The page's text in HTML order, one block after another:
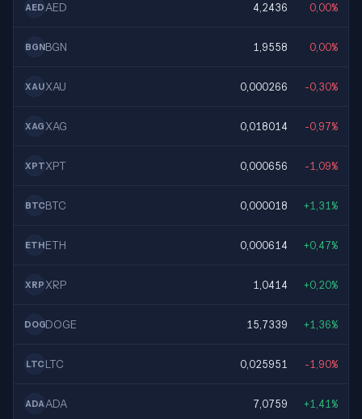
AED AED 4,2436 0,00%
BGNBGN 1,9558 0,00%
XAUXAU 0,000266 -0,30%
XAG XAG 0,018014 -0,97%
XPTXPT 0,000656 -1,09%
BTCBTC 0,000018 +1,31%
ETHETH 0,000614 +0,47%
XRP XRP 1,0414 +0,20%
DOGDOGE 15,7339 +1,36%
LTC LTC 0,025951 -1,90%
ADA ADA 7,0759 +1,41%